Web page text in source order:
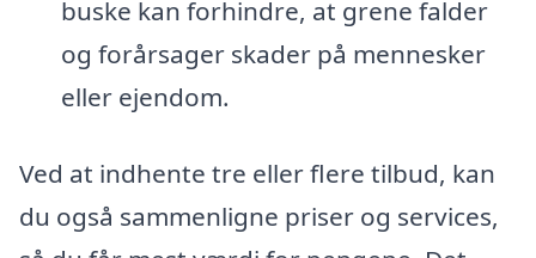
buske kan forhindre, at grene falder
og forårsager skader på mennesker
eller ejendom.
Ved at indhente tre eller flere tilbud, kan
du også sammenligne priser og services,